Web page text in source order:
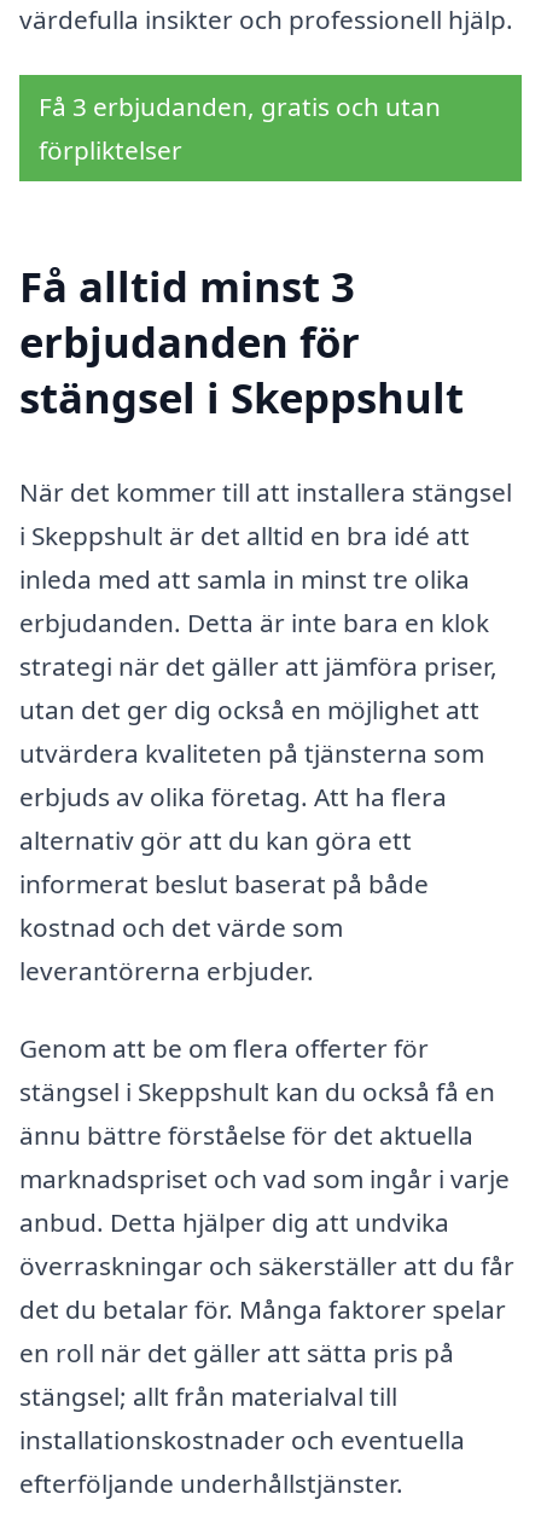
värdefulla insikter och professionell hjälp.
Få 3 erbjudanden, gratis och utan
förpliktelser
Få alltid minst 3
erbjudanden för
stängsel i Skeppshult
När det kommer till att installera stängsel
i Skeppshult är det alltid en bra idé att
inleda med att samla in minst tre olika
erbjudanden. Detta är inte bara en klok
strategi när det gäller att jämföra priser,
utan det ger dig också en möjlighet att
utvärdera kvaliteten på tjänsterna som
erbjuds av olika företag. Att ha flera
alternativ gör att du kan göra ett
informerat beslut baserat på både
kostnad och det värde som
leverantörerna erbjuder.
Genom att be om flera offerter för
stängsel i Skeppshult kan du också få en
ännu bättre förståelse för det aktuella
marknadspriset och vad som ingår i varje
anbud. Detta hjälper dig att undvika
överraskningar och säkerställer att du får
det du betalar för. Många faktorer spelar
en roll när det gäller att sätta pris på
stängsel; allt från materialval till
installationskostnader och eventuella
efterföljande underhållstjänster.